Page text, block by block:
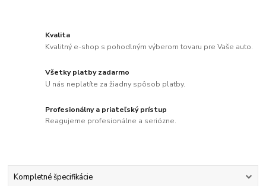
Kvalita
Kvalitný e-shop s pohodlným výberom tovaru pre Vaše auto.
Všetky platby zadarmo
U nás neplatíte za žiadny spôsob platby.
Profesionálny a priateľský prístup
Reagujeme profesionálne a seriózne.
Kompletné špecifikácie